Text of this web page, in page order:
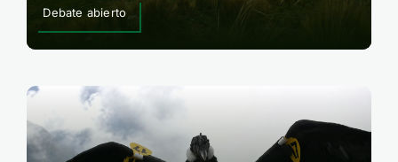
Debate abierto